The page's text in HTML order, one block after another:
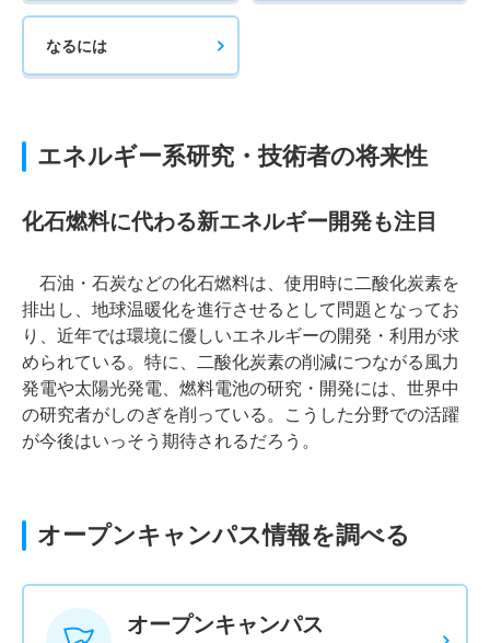
なるには
エネルギー系研究・技術者の将来性
化石燃料に代わる新エネルギー開発も注目
石油・石炭などの化石燃料は、使用時に二酸化炭素を
排出し、地球温暖化を進行させるとして問題となってお
り、近年では環境に優しいエネルギーの開発・利用が求
められている。特に、二酸化炭素の削減につながる風力
発電や太陽光発電、燃料電池の研究・開発には、世界中
の研究者がしのぎを削っている。こうした分野での活躍
が今後はいっそう期待されるだろう。
オープンキャンパス情報を調べる
オープンキャンパス